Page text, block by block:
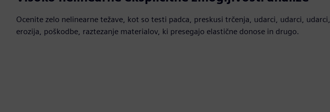
Ocenite zelo nelinearne težave, kot so testi padca, preskusi trčenja, udarci, udarci, udarci,
erozija, poškodbe, raztezanje materialov, ki presegajo elastične donose in drugo.